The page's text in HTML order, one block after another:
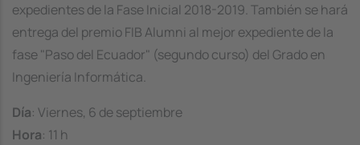
expedientes de la Fase Inicial 2018-2019. También se hará
entrega del premio FIB Alumni al mejor expediente de la
fase "Paso del Ecuador" (segundo curso) del Grado en
Ingeniería Informática.
Día: Viernes, 6 de septiembre
Hora: 11 h